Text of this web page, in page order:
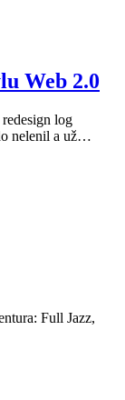
Web 2.0
log
nelenil a už…
Full Jazz,